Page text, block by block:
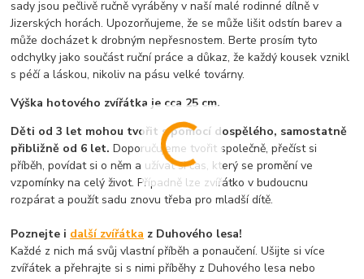
sady jsou pečlivě ručně vyráběny v naší malé rodinné dílně v
Jizerských horách. Upozorňujeme, že se může lišit odstín barev a
může docházet k drobným nepřesnostem. Berte prosím tyto
odchylky jako součást ruční práce a důkaz, že každý kousek vznikl
s péčí a láskou, nikoliv na pásu velké továrny.
Výška hotového zvířátka je cca 25 cm.
Děti od 3 let mohou tvořit s pomocí dospělého, samostatně
přibližně od 6 let. Doporučujeme tvořit společně, přečíst si
příběh, povídat si o něm a užívat si čas, který se promění ve
vzpomínky na celý život. Případně lze zvířátko v budoucnu
rozpárat a použít sadu znovu třeba pro mladší dítě.
Poznejte i další zvířátka z Duhového lesa!
Každé z nich má svůj vlastní příběh a ponaučení. Ušijte si více
zvířátek a přehrajte si s nimi příběhy z Duhového lesa nebo